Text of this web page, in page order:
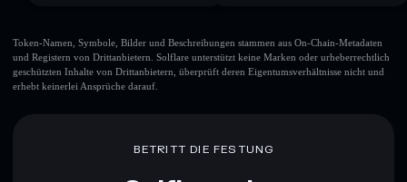
Token-Namen, Symbole, Bilder und Beschreibungen stammen aus On-Chain-Metadaten
und Registern von Drittanbietern. Solflare unterstützt keine Marken oder urheberrechtlich
geschützten Inhalte von Drittanbietern, überprüft deren Eigentumsverhältnisse nicht und
erhebt keinerlei Ansprüche darauf.
BETRITT DIE FESTUNG